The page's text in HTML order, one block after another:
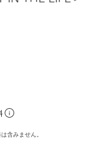
含みません。